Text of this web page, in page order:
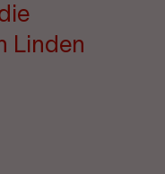
Linden